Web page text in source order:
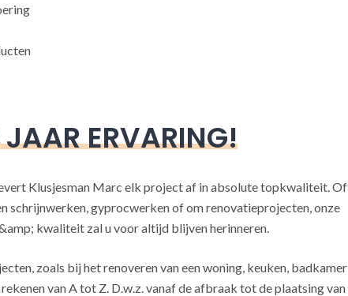
ERVARING!
Klusjesman Marc elk project af in absolute topkwaliteit. Of
schrijnwerken, gyprocwerken of om renovatieprojecten, onze
kwaliteit zal u voor altijd blijven herinneren.
zoals bij het renoveren van een woning, keuken, badkamer
van A tot Z. D.w.z. vanaf de afbraak tot de plaatsing van